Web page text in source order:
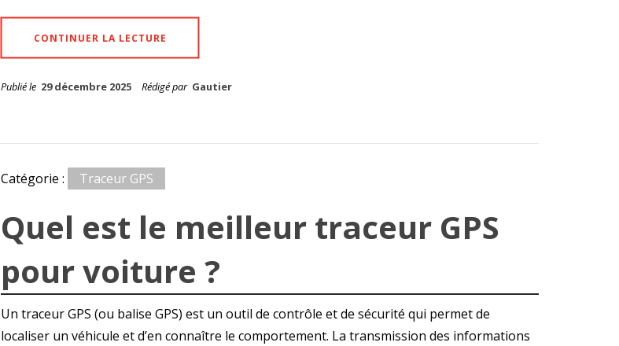
CONTINUER LA LECTURE
Publié le 29 décembre 2025 Rédigé par Gautier
Catégorie : Traceur GPS
Quel est le meilleur traceur GPS
pour voiture ?
Un traceur GPS (ou balise GPS) est un outil de contrôle et de sécurité qui permet de
localiser un véhicule et d’en connaître le comportement. La transmission des informations